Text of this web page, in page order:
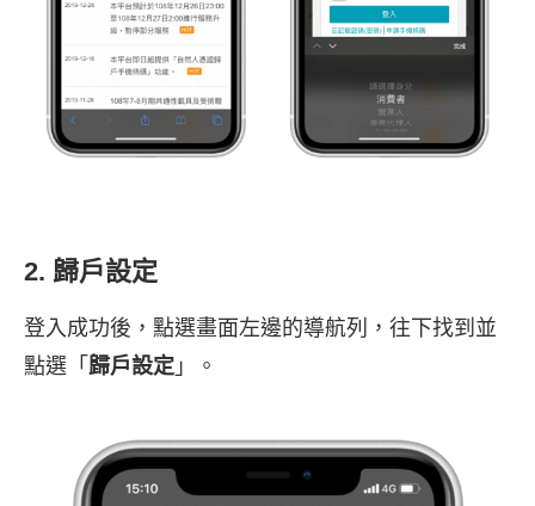
2. 歸戶設定
登入成功後，點選畫面左邊的導航列，往下找到並
點選「 歸戶設定 」。